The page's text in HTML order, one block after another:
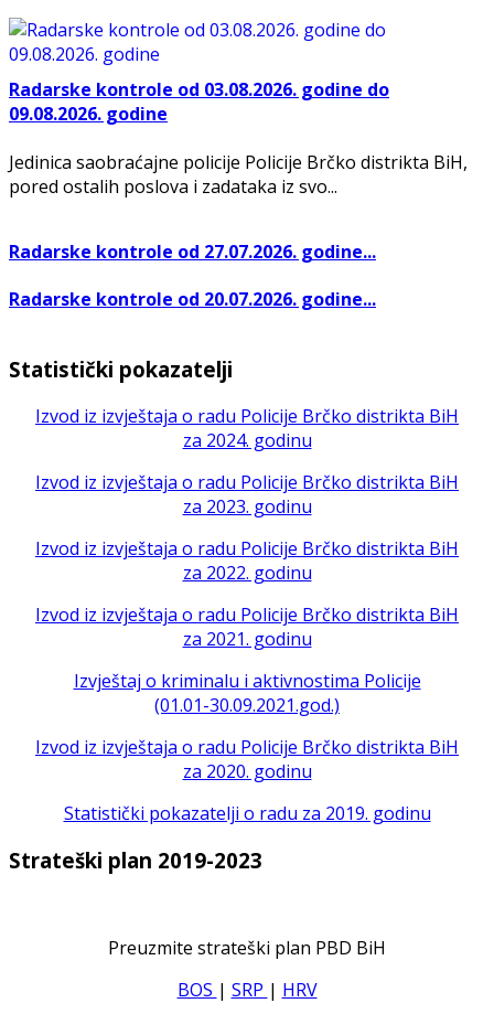
Radarske kontrole od 03.08.2026. godine do
09.08.2026. godine
Jedinica saobraćajne policije Policije Brčko distrikta BiH,
pored ostalih poslova i zadataka iz svo...
Radarske kontrole od 27.07.2026. godine...
Radarske kontrole od 20.07.2026. godine...
Statistički pokazatelji
Izvod iz izvještaja o radu Policije Brčko distrikta BiH
za 2024. godinu
Izvod iz izvještaja o radu Policije Brčko distrikta BiH
za 2023. godinu
Izvod iz izvještaja o radu Policije Brčko distrikta BiH
za 2022. godinu
Izvod iz izvještaja o radu Policije Brčko distrikta BiH
za 2021. godinu
Izvještaj o kriminalu i aktivnostima Policije
(01.01-30.09.2021.god.)
Izvod iz izvještaja o radu Policije Brčko distrikta BiH
za 2020. godinu
Statistički pokazatelji o radu za 2019. godinu
Strateški plan 2019-2023
Preuzmite strateški plan PBD BiH
BOS | SRP | HRV